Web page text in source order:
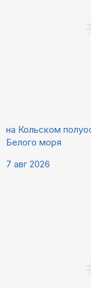
на Кольском
Белого моря
7 авг 2026